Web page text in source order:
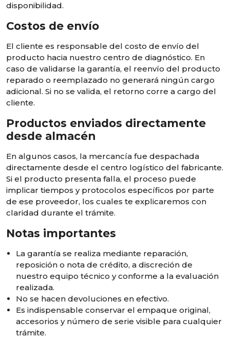
disponibilidad.
Costos de envío
El cliente es responsable del costo de envío del
producto hacia nuestro centro de diagnóstico. En
caso de validarse la garantía, el reenvío del producto
reparado o reemplazado no generará ningún cargo
adicional. Si no se valida, el retorno corre a cargo del
cliente.
Productos enviados directamente
desde almacén
En algunos casos, la mercancía fue despachada
directamente desde el centro logístico del fabricante.
Si el producto presenta falla, el proceso puede
implicar tiempos y protocolos específicos por parte
de ese proveedor, los cuales te explicaremos con
claridad durante el trámite.
Notas importantes
La garantía se realiza mediante reparación,
reposición o nota de crédito, a discreción de
nuestro equipo técnico y conforme a la evaluación
realizada.
No se hacen devoluciones en efectivo.
Es indispensable conservar el empaque original,
accesorios y número de serie visible para cualquier
trámite.